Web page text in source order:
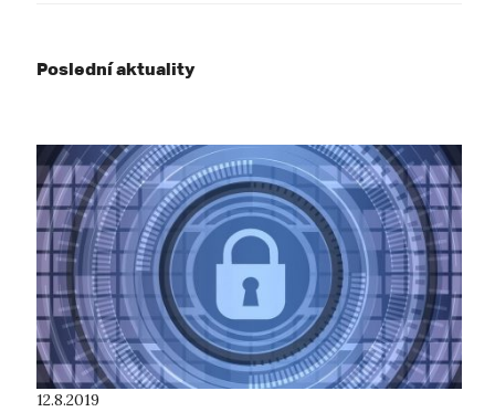
Poslední aktuality
12.8.2019